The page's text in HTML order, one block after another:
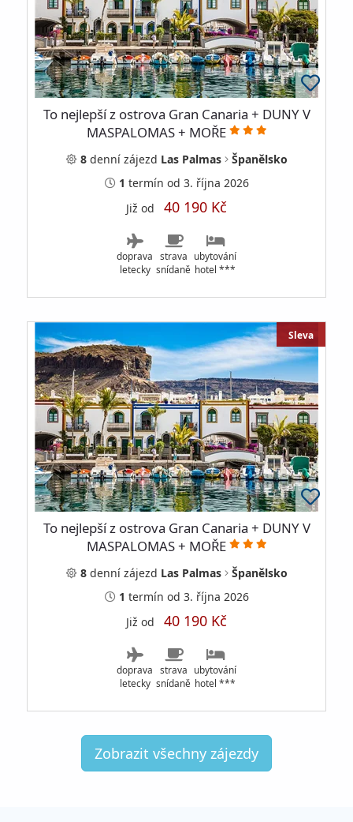
To nejlepší z ostrova Gran Canaria + DUNY V
MASPALOMAS + MOŘE
8dennízájezd Las Palmas
Španělsko
1 termín od 3. října 2026
Již od 40 190 Kč
doprava
letecky
strava
snídaně
ubytování
hotel ***
Sleva
To nejlepší z ostrova Gran Canaria + DUNY V
MASPALOMAS + MOŘE
8dennízájezd Las Palmas
Španělsko
1 termín od 3. října 2026
Již od 40 190 Kč
doprava
letecky
strava
snídaně
ubytování
hotel ***
Zobrazit všechny zájezdy